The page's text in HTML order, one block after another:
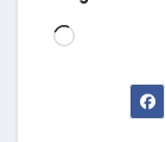
Cargando...